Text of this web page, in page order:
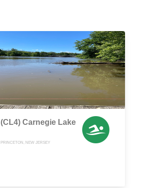
(CL4) Carnegie Lake
PRINCETON, NEW JERSEY